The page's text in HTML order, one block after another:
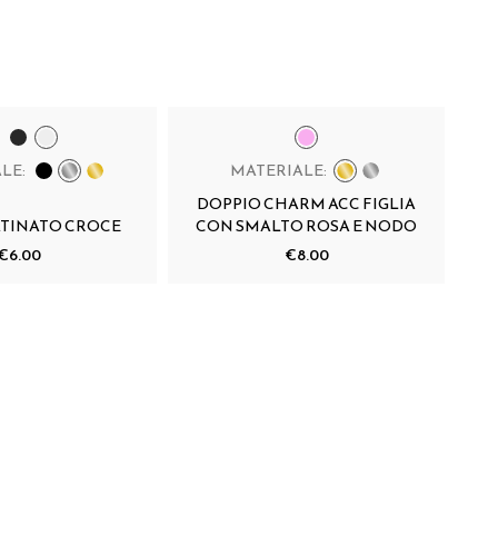
CROCE
MATERIALE:
DOPPIO CHARM ACC FIGLIA
CON SMALTO ROSA E NODO
€8.00